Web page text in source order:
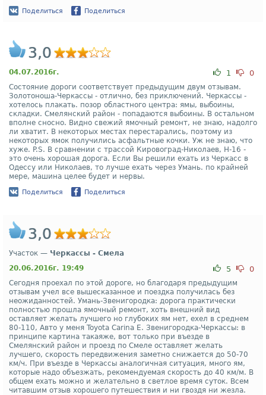
Поделиться Поделиться
3,0
04.07.2016г. 1 0
Состояние дороги соответствует предыдущим двум отзывам.
Золотоноша-Черкассы - отлично, без приключений. Черкассы -
хотелось плакать. позор областного центра: ямы, выбоины,
складки. Смелянский район - попадаются выбоины. В остальном
вполне сносно. Видно свежий ямочный ремонт, не знаю, надолго
ли хватит. В некоторых местах перестарались, поэтому из
некоторых ямок получились асфальтные кочки. Уж не знаю, что
хуже. P.S. В сравнении с трассой Кировоград-Николаев, Н-16 -
это очень хорошая дорога. Если Вы решили ехать из Черкасс в
Одессу или Николаев, то лучше ехать через Умань. по крайней
мере, машина целее будет и нервы.
Поделиться Поделиться
3,0
Участок — Черкассы - Смела
20.06.2016г. 19:49
5 0
Сегодня проехал по этой дороге, но благодаря предыдущим
отзывам учел все вышесказанное и поездка получилась без
неожиданностей. Умань-Звенигородка: дорога практически
полностью прошла ямочный ремонт, хоть внешний вид
оставляет желать лучшего но глубоких ям нет, ехел в среднем
80-110, Авто у меня Toyota Carina E. Звенигородка-Черкассы: в
принципе картина такаяже, вот только при въезде в
Смелянский район и проезд по Смеле оставляет желать
лучшего, скорость передвижения заметно снижается до 50-70
км/ч. При въезде в Черкассы аналогичная ситуация, много ям,
которые надо объезжать, рекомендуемая скорость до 40 км/м. В
общем ехать можно и желательно в светлое время суток. Всем
читавшим отзыв хорошего путешествия и ни гвоздя ни жезла.